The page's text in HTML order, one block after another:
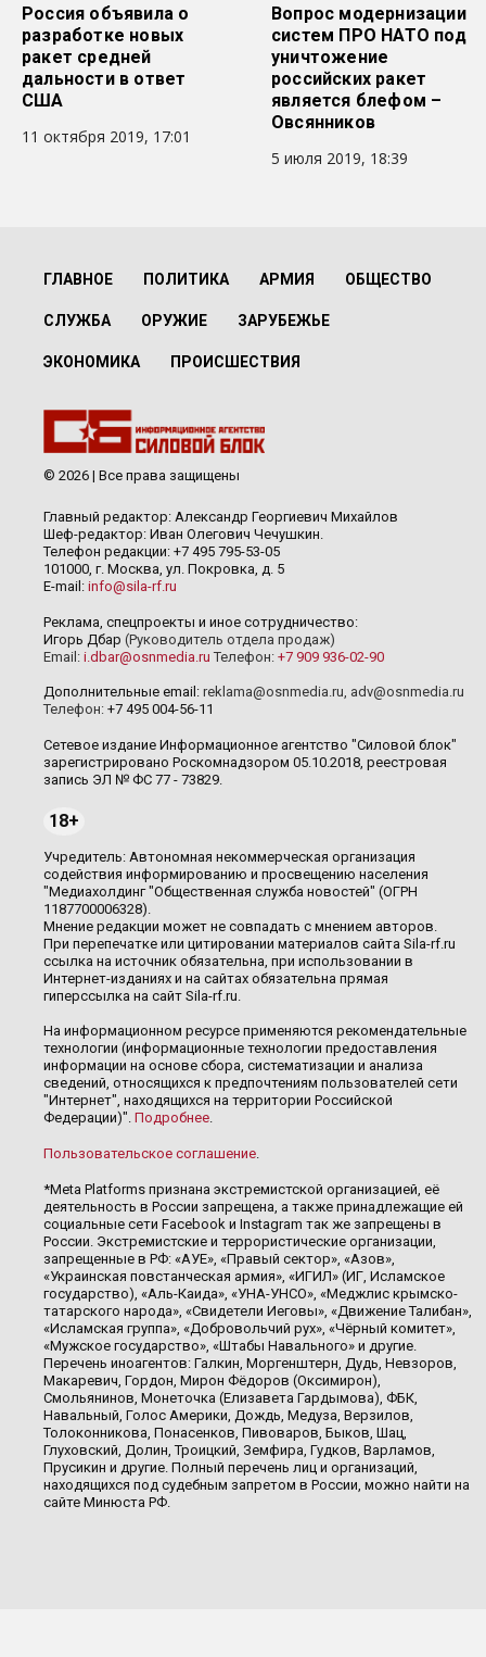
Россия объявила о
разработке новых
ракет средней
дальности в ответ
США
11 октября 2019, 17:01
Вопрос модернизации
систем ПРО НАТО под
уничтожение
российских ракет
является блефом –
Овсянников
5 июля 2019, 18:39
ГЛАВНОЕ ПОЛИТИКА АРМИЯ ОБЩЕСТВО
СЛУЖБА ОРУЖИЕ ЗАРУБЕЖЬЕ
ЭКОНОМИКА ПРОИСШЕСТВИЯ
© 2026 | Все права защищены
Главный редактор: Александр Георгиевич Михайлов
Шеф-редактор: Иван Олегович Чечушкин.
Телефон редакции: +7 495 795-53-05
101000, г. Москва, ул. Покровка, д. 5
E-mail: info@sila-rf.ru
Реклама, спецпроекты и иное сотрудничество:
Игорь Дбар (Руководитель отдела продаж)
Email: i.dbar@osnmedia.ru Телефон: +7 909 936-02-90
Дополнительные email: reklama@osnmedia.ru, adv@osnmedia.ru
Телефон: +7 495 004-56-11
Сетевое издание Информационное агентство "Силовой блок"
зарегистрировано Роскомнадзором 05.10.2018, реестровая
запись ЭЛ № ФС 77 - 73829.
18+
Учредитель: Автономная некоммерческая организация
содействия информированию и просвещению населения
"Медиахолдинг "Общественная служба новостей" (ОГРН
1187700006328).
Мнение редакции может не совпадать с мнением авторов.
При перепечатке или цитировании материалов сайта Sila-rf.ru
ссылка на источник обязательна, при использовании в
Интернет-изданиях и на сайтах обязательна прямая
гиперссылка на сайт Sila-rf.ru.
На информационном ресурсе применяются рекомендательные
технологии (информационные технологии предоставления
информации на основе сбора, систематизации и анализа
сведений, относящихся к предпочтениям пользователей сети
"Интернет", находящихся на территории Российской
Федерации)". Подробнее.
Пользовательское соглашение.
*Meta Platforms признана экстремистской организацией, её
деятельность в России запрещена, а также принадлежащие ей
социальные сети Facebook и Instagram так же запрещены в
России. Экстремистские и террористические организации,
запрещенные в РФ: «АУЕ», «Правый сектор», «Азов»,
«Украинская повстанческая армия», «ИГИЛ» (ИГ, Исламское
государство), «Аль-Каида», «УНА-УНСО», «Меджлис крымско-
татарского народа», «Свидетели Иеговы», «Движение Талибан»,
«Исламская группа», «Добровольчий рух», «Чёрный комитет»,
«Мужское государство», «Штабы Навального» и другие.
Перечень иноагентов: Галкин, Моргенштерн, Дудь, Невзоров,
Макаревич, Гордон, Мирон Фёдоров (Оксимирон),
Смольянинов, Монеточка (Елизавета Гардымова), ФБК,
Навальный, Голос Америки, Дождь, Медуза, Верзилов,
Толоконникова, Понасенков, Пивоваров, Быков, Шац,
Глуховский, Долин, Троицкий, Земфира, Гудков, Варламов,
Прусикин и другие. Полный перечень лиц и организаций,
находящихся под судебным запретом в России, можно найти на
сайте Минюста РФ.